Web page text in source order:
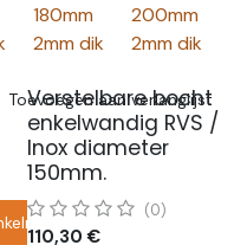
180mm
2mm dik
200mm
2mm dik
Verstelbare bocht
enkelwandig RVS /
Inox diameter
150mm.
(0)
110,30 €
Toevoegen aan verlanglijst